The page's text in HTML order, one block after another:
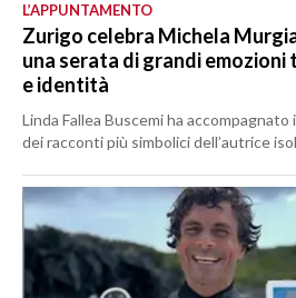
L’APPUNTAMENTO
Zurigo celebra Michela
una serata di grandi emozioni
e identità
Linda Fallea Buscemi ha
dei racconti più simbolici dell’autrice